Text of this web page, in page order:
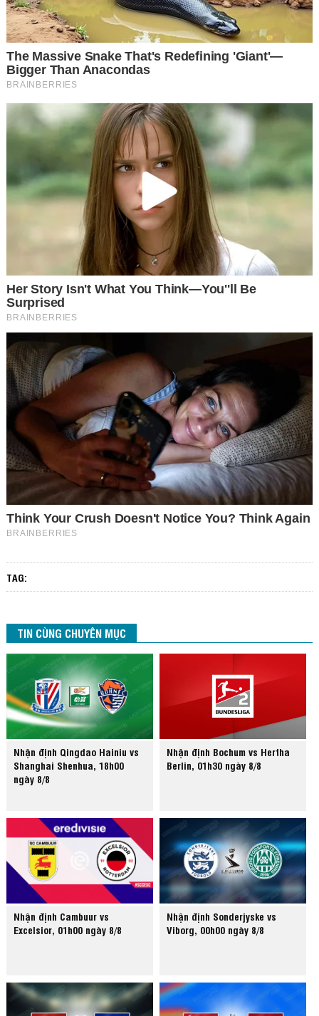
TAG:
TIN CÙNG CHUYÊN MỤC
Nhận định Qingdao Hainiu vs
Shanghai Shenhua, 18h00
ngày 8/8
Nhận định Bochum vs Hertha
Berlin, 01h30 ngày 8/8
Nhận định Cambuur vs
Excelsior, 01h00 ngày 8/8
Nhận định Sonderjyske vs
Viborg, 00h00 ngày 8/8